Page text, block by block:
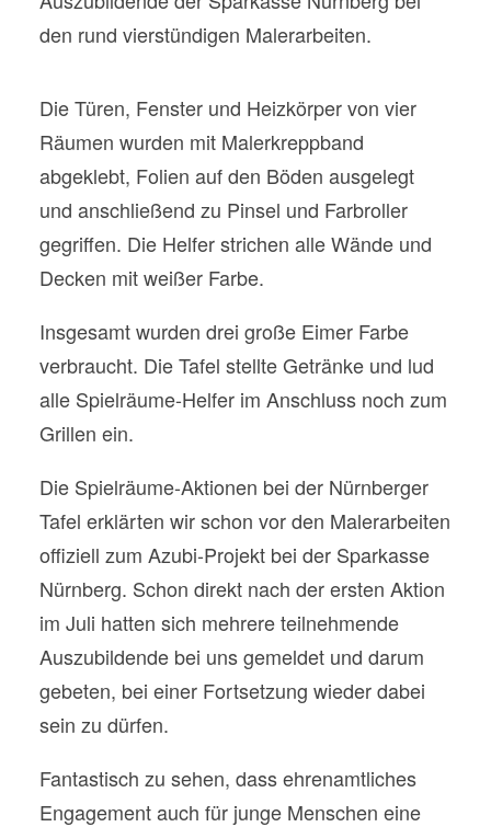
den rund vierstündigen Malerarbeiten.
Die Türen, Fenster und Heizkörper von vier
Räumen wurden mit Malerkreppband
abgeklebt, Folien auf den Böden ausgelegt
und anschließend zu Pinsel und Farbroller
gegriffen. Die Helfer strichen alle Wände und
Decken mit weißer Farbe.
Insgesamt wurden drei große Eimer Farbe
verbraucht. Die Tafel stellte Getränke und lud
alle Spielräume-Helfer im Anschluss noch zum
Grillen ein.
Die Spielräume-Aktionen bei der Nürnberger
Tafel erklärten wir schon vor den Malerarbeiten
offiziell zum Azubi-Projekt bei der Sparkasse
Nürnberg. Schon direkt nach der ersten Aktion
im Juli hatten sich mehrere teilnehmende
Auszubildende bei uns gemeldet und darum
gebeten, bei einer Fortsetzung wieder dabei
sein zu dürfen.
Fantastisch zu sehen, dass ehrenamtliches
Engagement auch für junge Menschen eine